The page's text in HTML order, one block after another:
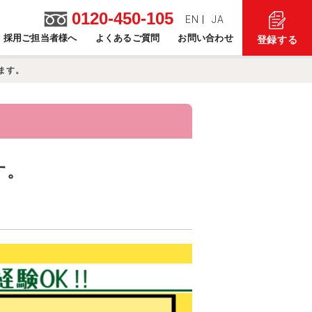
0120-450-105 EN JA
採用ご担当者様へ よくあるご質問 お問い合わせ 登録する
す。